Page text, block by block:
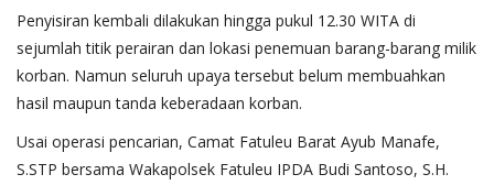
Penyisiran kembali dilakukan hingga pukul 12.30 WITA di
sejumlah titik perairan dan lokasi penemuan barang-barang milik
korban. Namun seluruh upaya tersebut belum membuahkan
hasil maupun tanda keberadaan korban.
Usai operasi pencarian, Camat Fatuleu Barat Ayub Manafe,
S.STP bersama Wakapolsek Fatuleu IPDA Budi Santoso, S.H.